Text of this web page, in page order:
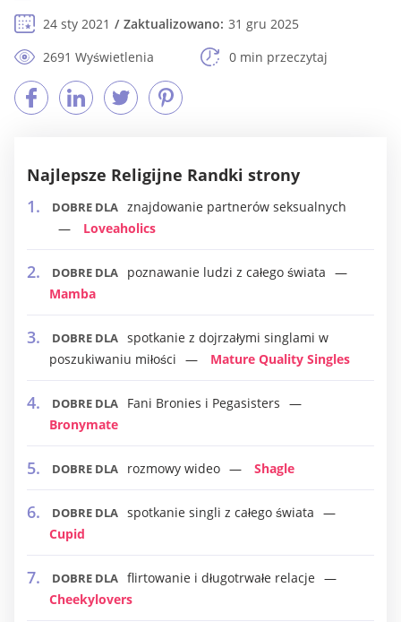
24 sty 2021
Zaktualizowano: 31 gru 2025
2691 Wyświetlenia
0 min przeczytaj
Najlepsze Religijne Randki strony
DOBRE DLA znajdowanie partnerów seksualnych
Loveaholics
DOBRE DLA
poznawanie ludzi z całego świata
Mamba
DOBRE DLA spotkanie z dojrzałymi singlami w
poszukiwaniu miłości
Mature Quality Singles
DOBRE DLA
Fani Bronies i Pegasisters
Bronymate
DOBRE DLA rozmowy wideo Shagle
DOBRE DLA spotkanie singli z całego świata
Cupid
DOBRE DLA flirtowanie i długotrwałe relacje
Cheekylovers